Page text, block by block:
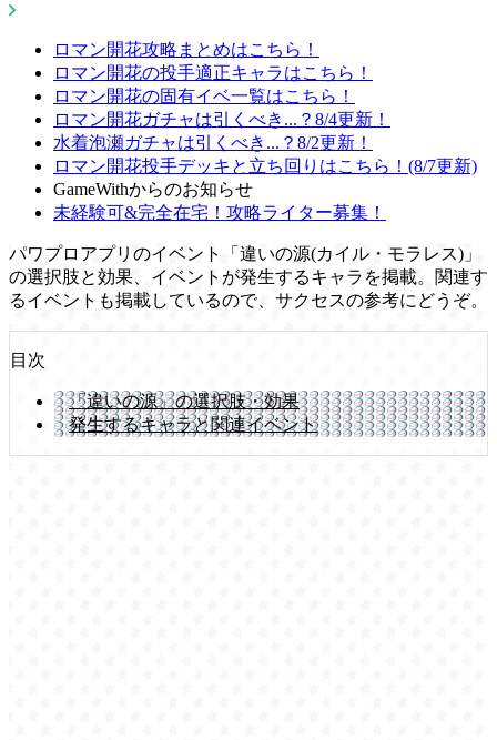
ロマン開花攻略まとめはこちら！
ロマン開花の投手適正キャラはこちら！
ロマン開花の固有イベ一覧はこちら！
ロマン開花ガチャは引くべき...？8/4更新！
水着泡瀬ガチャは引くべき...？8/2更新！
ロマン開花投手デッキと立ち回りはこちら！(8/7更新)
GameWithからのお知らせ
未経験可&完全在宅！攻略ライター募集！
パワプロアプリのイベント「違いの源(カイル・モラレス)」
の選択肢と効果、イベントが発生するキャラを掲載。関連す
るイベントも掲載しているので、サクセスの参考にどうぞ。
目次
「違いの源」の選択肢・効果
発生するキャラと関連イベント